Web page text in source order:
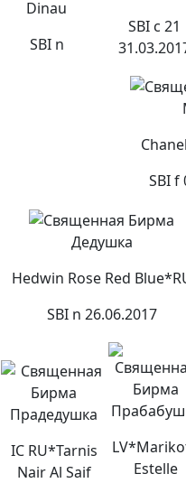
Dinau
SBI n
SBI c 21
SBI f
Дедушка
Hedwin Rose Red
SBI n 26.06.2017
Прадедушка
IC RU*Tarnis
Nair Al Saif
Estelle